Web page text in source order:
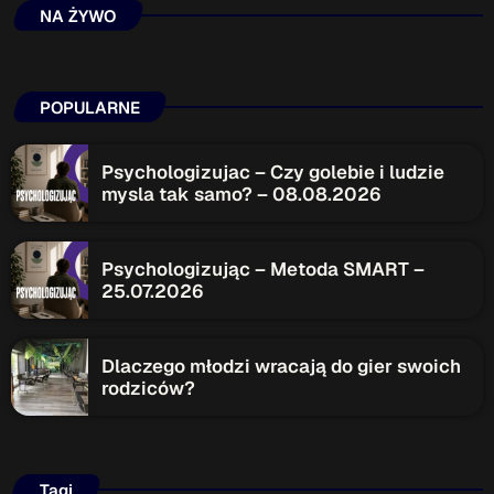
O nas– jedyna w Kielcach studencka stacja radiowa.
kieleckich studentów
itp.Czytaj więcej…
Wyszukaj
NA ŻYWO
POPULARNE
Psychologizujac – Czy golebie i ludzie
mysla tak samo? – 08.08.2026
Psychologizując – Metoda SMART –
25.07.2026
Dlaczego młodzi wracają do gier swoich
rodziców?